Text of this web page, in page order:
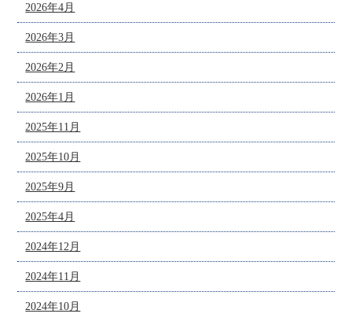
2026年4月
2026年3月
2026年2月
2026年1月
2025年11月
2025年10月
2025年9月
2025年4月
2024年12月
2024年11月
2024年10月